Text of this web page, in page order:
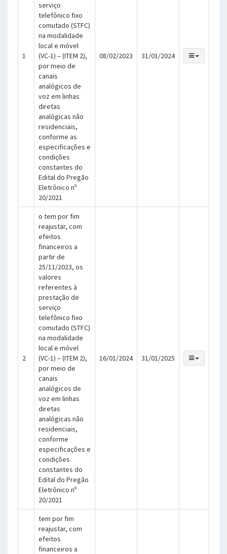
1
serviço
telefônico fixo
comutado (STFC)
na modalidade
local e móvel
(VC-1) – (ITEM 2),
por meio de
canais
analógicos de
voz em linhas
diretas
analógicas não
residenciais,
conforme as
especificações e
condições
constantes do
Edital do Pregão
Eletrônico nº
20/2021
08/02/2023 31/01/2024
2
o tem por fim
reajustar, com
efeitos
financeiros a
partir de
25/11/2023, os
valores
referentes à
prestação de
serviço
telefônico fixo
comutado (STFC)
na modalidade
local e móvel
(VC-1) – (ITEM 2),
por meio de
canais
analógicos de
voz em linhas
diretas
analógicas não
residenciais,
conforme
especificações e
condições
constantes do
Edital do Pregão
Eletrônico nº
20/2021
16/01/2024 31/01/2025
tem por fim
reajustar, com
efeitos
financeiros a